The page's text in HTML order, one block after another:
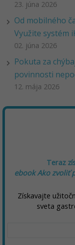
23. júna 2026
Od mobilného
Využite systém
02. júna 2026
Pokuta za
povinnosti
12. mája 2026
Teraz
ebook Ako zvoliť
Získavajte
sveta